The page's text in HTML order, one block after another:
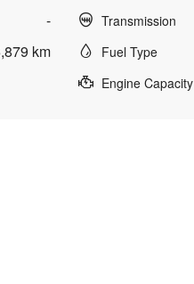
-
km
Transmission
Fuel Type
Engine Capacity